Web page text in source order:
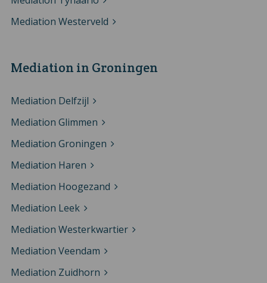
Mediation Westerveld
Mediation in Groningen
Mediation Delfzijl
Mediation Glimmen
Mediation Groningen
Mediation Haren
Mediation Hoogezand
Mediation Leek
Mediation Westerkwartier
Mediation Veendam
Mediation Zuidhorn